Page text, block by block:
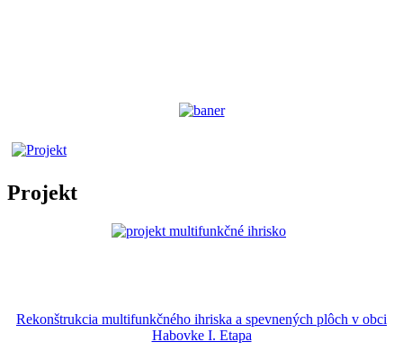
Projekt
Rekonštrukcia multifunkčného ihriska a spevnených plôch v obci
Habovke I. Etapa